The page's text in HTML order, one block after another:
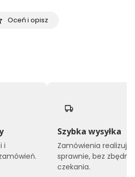
Oceń i opisz
i
Szybka wysyłka
Zamówienia
sprawnie, bez
czekania.